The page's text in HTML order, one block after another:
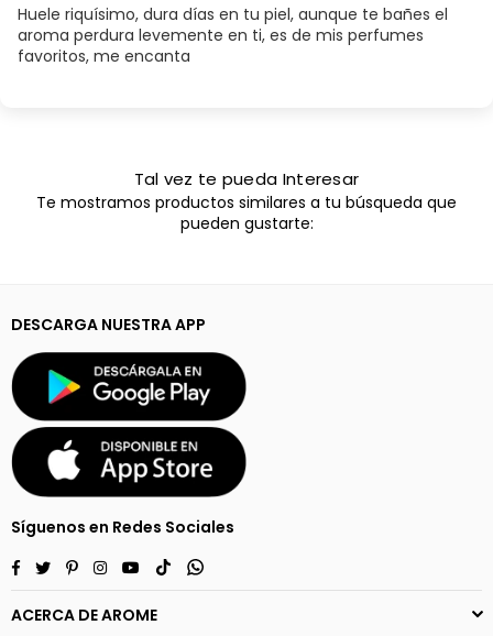
Huele riquísimo, dura días en tu piel, aunque te bañes el
aroma perdura levemente en ti, es de mis perfumes
favoritos, me encanta
Tal vez te pueda Interesar
Te mostramos productos similares a tu búsqueda que
pueden gustarte:
DESCARGA NUESTRA APP
Síguenos en Redes Sociales
Facebook
TwitterPinterestInstagramYouTube
TikTokWhatsapp
ACERCA DE AROME